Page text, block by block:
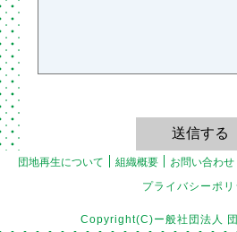
団地再生について 組織概要 お問い合わせ
プライバシーポリ
Copyright(C)ー般社団法人